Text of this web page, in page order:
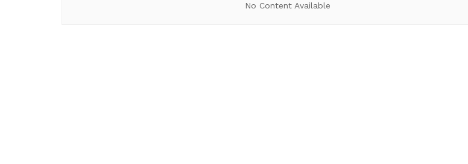
No Content Available